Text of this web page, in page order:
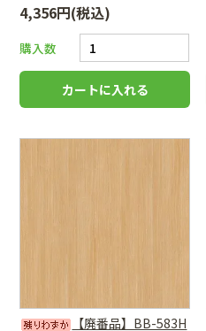
4,356円(税込)
購入数
【廃番品】BB-583H